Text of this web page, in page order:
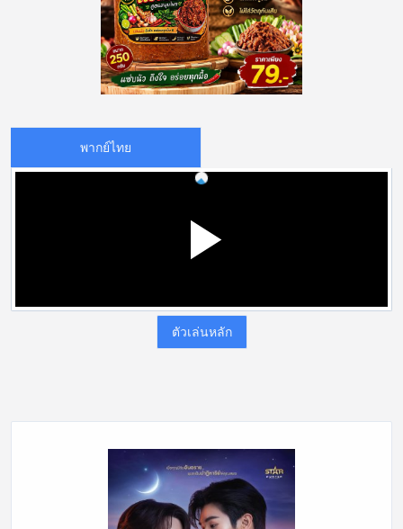
พากย์ไทย
ตัวเล่นหลัก